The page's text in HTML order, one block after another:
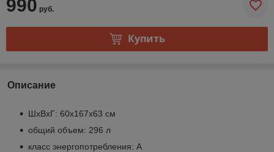
990 руб.
Купить
Описание
ШхВхГ: 60х167х63 см
общий объем: 296 л
класс энергопотребления: A